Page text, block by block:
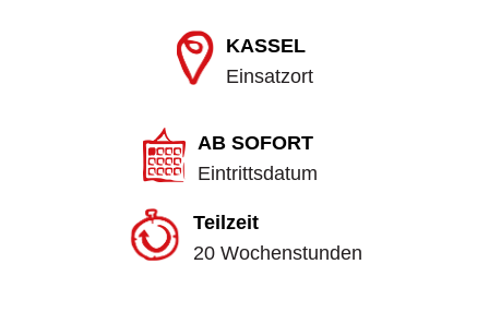
KASSEL
Einsatzort
AB SOFORT
Eintrittsdatum
Teilzeit
20 Wochenstunden